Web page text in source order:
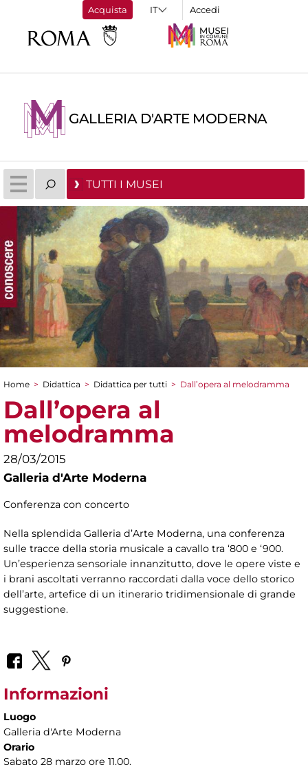
Acquista Accedi
GALLERIA D'ARTE MODERNA
TUTTI I MUSEI
Tu sei qui
Home > Didattica > Didattica per tutti > Dall’opera al melodramma
Dall’opera al
melodramma
28/03/2015
Galleria d'Arte Moderna
Conferenza con concerto
Nella splendida Galleria d’Arte Moderna, una conferenza
sulle tracce della storia musicale a cavallo tra ‘800 e ‘900.
Un’esperienza sensoriale innanzitutto, dove le opere viste e
i brani ascoltati verranno raccordati dalla voce dello storico
dell’arte, artefice di un itinerario tridimensionale di grande
suggestione.
Informazioni
Luogo
Galleria d'Arte Moderna
Orario
Sabato 28 marzo ore 11.00.